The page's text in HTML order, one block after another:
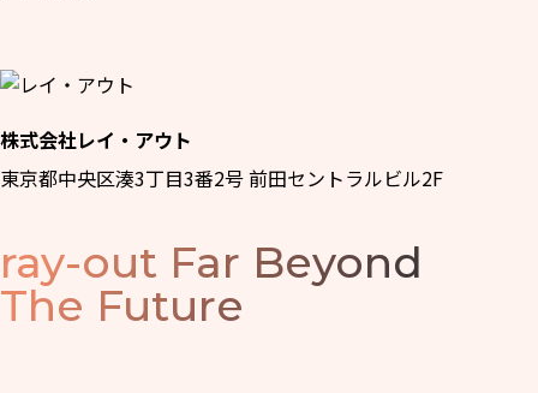
株式会社レイ・アウト
東京都中央区湊3丁目3番2号 前田セントラルビル2F
ray-out Far Beyond
The Future